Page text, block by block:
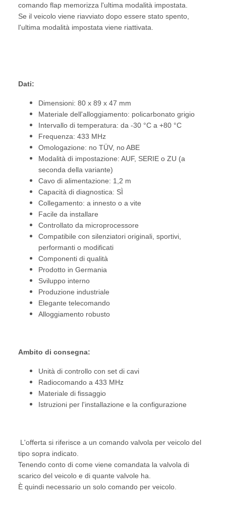
comando flap memorizza l'ultima modalità impostata.
Se il veicolo viene riavviato dopo essere stato spento,
l'ultima modalità impostata viene riattivata.
Dati:
Dimensioni: 80 x 89 x 47 mm
Materiale dell'alloggiamento: policarbonato grigio
Intervallo di temperatura: da -30 °C a +80 °C
Frequenza: 433 MHz
Omologazione: no TÜV, no ABE
Modalità di impostazione: AUF, SERIE o ZU (a
seconda della variante)
Cavo di alimentazione: 1,2 m
Capacità di diagnostica: SÌ
Collegamento: a innesto o a vite
Facile da installare
Controllato da microprocessore
Compatibile con silenziatori originali, sportivi,
performanti o modificati
Componenti di qualità
Prodotto in Germania
Sviluppo interno
Produzione industriale
Elegante telecomando
Alloggiamento robusto
Ambito di consegna:
Unità di controllo con set di cavi
Radiocomando a 433 MHz
Materiale di fissaggio
Istruzioni per l'installazione e la configurazione
L'offerta si riferisce a un comando valvola per veicolo del
tipo sopra indicato.
Tenendo conto di come viene comandata la valvola di
scarico del veicolo e di quante valvole ha.
È quindi necessario un solo comando per veicolo.